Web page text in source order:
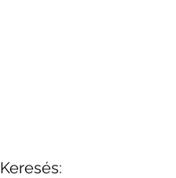
Keresés: